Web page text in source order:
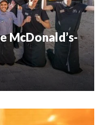
McDonald’s-